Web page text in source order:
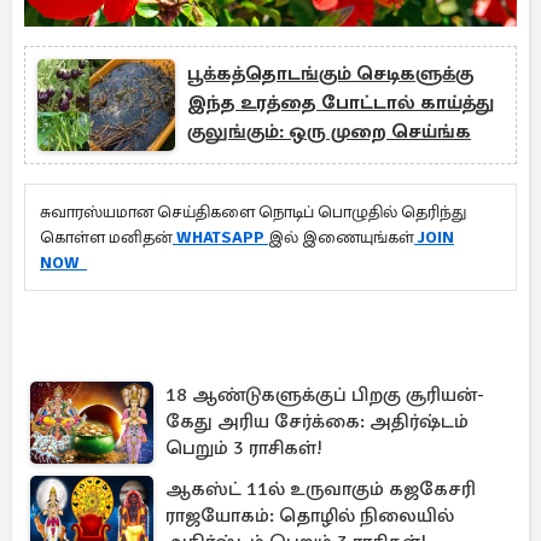
பூக்கத்தொடங்கும் செடிகளுக்கு
இந்த உரத்தை போட்டால் காய்த்து
குலுங்கும்: ஒரு முறை செய்ங்க
சுவாரஸ்யமான செய்திகளை நொடிப் பொழுதில் தெரிந்து
கொள்ள மனிதன்WHATSAPP இல் இணையுங்கள்JOIN
NOW
18 ஆண்டுகளுக்குப் பிறகு சூரியன்-
கேது அரிய சேர்க்கை: அதிர்ஷ்டம்
பெறும் 3 ராசிகள்!
ஆகஸ்ட் 11ல் உருவாகும் கஜகேசரி
ராஜயோகம்: தொழில் நிலையில்